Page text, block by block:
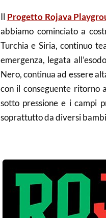
Il Progetto Rojava
abbiamo cominciato a
Turchia e Siria, continuo
emergenza, legata
Nero, continua ad essere
con il conseguente ritorno
sotto pressione e i campi
soprattutto da diversi